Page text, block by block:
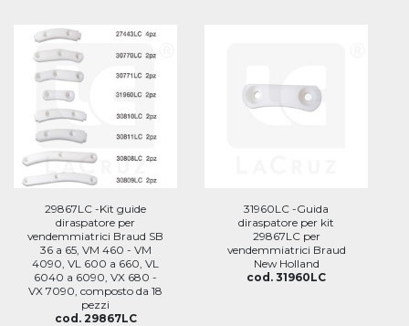
29867LC -Kit guide
diraspatore per
vendemmiatrici Braud SB
36 a 65, VM 460 - VM
4090, VL 600 a 660, VL
6040 a 6090, VX 680 -
VX 7090, composto da 18
pezzi
cod. 29867LC
31960LC -Guida
diraspatore per kit
29867LC per
vendemmiatrici Braud
New Holland
cod. 31960LC